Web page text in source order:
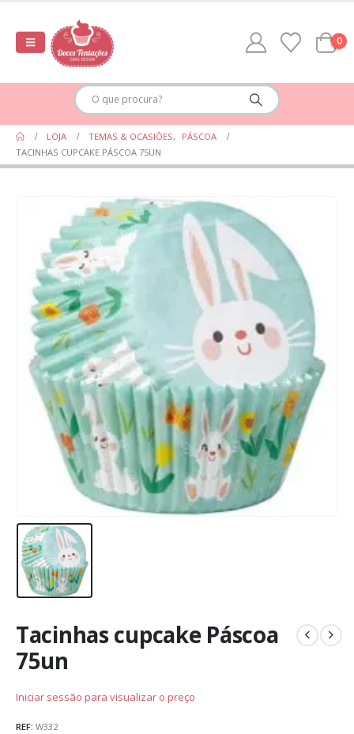
0
LOJA TEMAS & OCASIÕES,
PÁSCOA
TACINHAS CUPCAKE PÁSCOA 75UN
Tacinhas cupcake Páscoa
75un
Iniciar sessão para visualizar o preço
REF: W332